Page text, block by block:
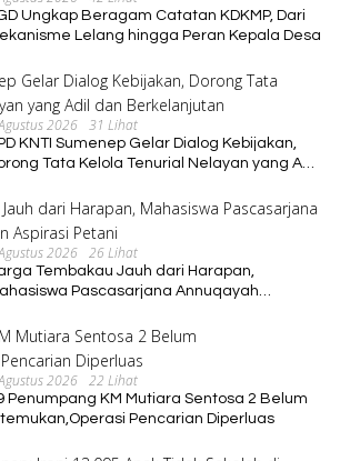
Ungkap Beragam Catatan KDKMP, Dari
Lelang hingga Peran Kepala Desa
2026 31 Lihat
KNTI Sumenep Gelar Dialog Kebijakan,
Tata Kelola Tenurial Nelayan yang Adil
2026 26 Lihat
Tembakau Jauh dari Harapan,
Pascasarjana Annuqayah
2026 22 Lihat
Penumpang KM Mutiara Sentosa 2 Belum
Pencarian Diperluas